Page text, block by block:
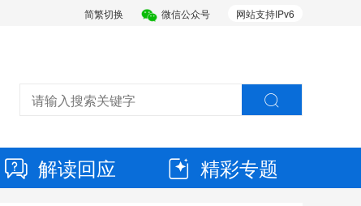
网站支持IPv6
微信公众号
简繁切换
解读回应 精彩专题